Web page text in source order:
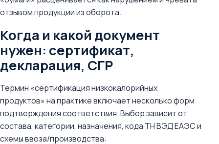
отзывом продукции из оборота.
Когда и какой документ
нужен: сертификат,
декларация, СГР
Термин «сертификация низкокалорийных
продуктов» на практике включает несколько форм
подтверждения соответствия. Выбор зависит от
состава, категории, назначения, кода ТН ВЭД ЕАЭС и
схемы ввоза/производства: